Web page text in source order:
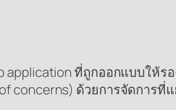
ที่ถูกออกแบบให้ร
concerns) ด้วยการจัดการ